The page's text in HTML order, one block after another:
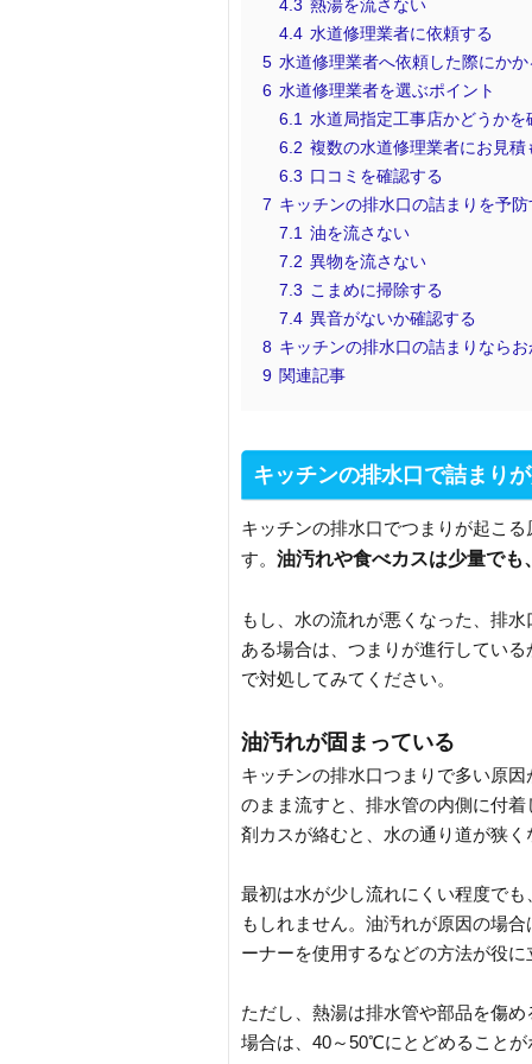
4.3 熱湯を流さない
4.4 水道修理業者に依頼する
5 水道修理業者へ依頼した際にか
6 水道修理業者を選ぶポイント
6.1 水道局指定工事店かどうかを
6.2 複数の水道修理業者にお見積
6.3 口コミを確認する
7 キッチンの排水口の詰まりを予
7.1 油を流さない
7.2 異物を流さない
7.3 こまめに掃除する
7.4 異音がないか確認する
8 キッチンの排水口の詰まりなら
9 関連記事
キッチンの排水口で詰まり
キッチンの排水口でつまりが起こ
す。 油汚れや食べカスは少量で
もし、水の流れが悪くなった、排
ある場合は、つまりが進行してい
で対処してみてください。
油汚れが固まっている
キッチンの排水口つまりで多い原
のまま流すと、排水管の内側に付
剤カスが絡むと、水の通り道が狭く
最初は水が少し流れにくい程度で
もしれません。油汚れが原因の場
ーナーを使用するなどの方法が役
ただし、熱湯は排水管や部品を傷
場合は、40～50℃にとどめることが